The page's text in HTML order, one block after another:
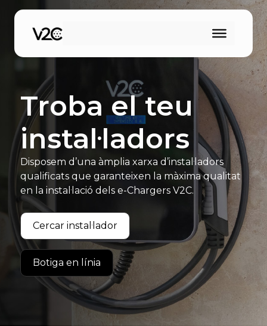
contingut
Troba el teu
instal·ladors
Disposem d’una àmplia xarxa d’instal·ladors
qualificats que garanteixen la màxima qualitat
en la instal·lació dels e-Chargers V2C.
Cercar instal·lador
Botiga en línia